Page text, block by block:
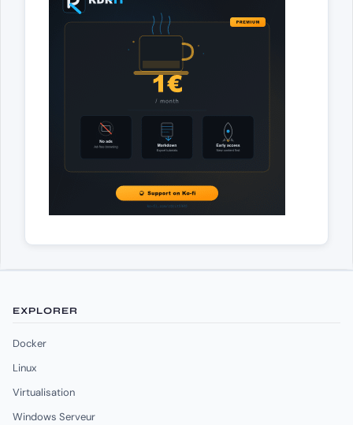
EXPLORER
Docker
Linux
Virtualisation
Windows Serveur